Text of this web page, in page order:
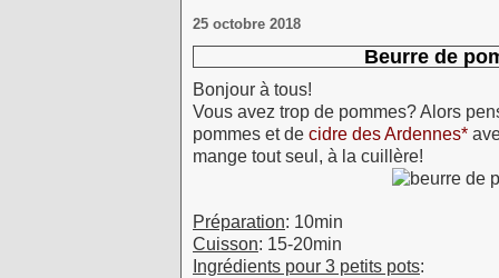
25 octobre 2018
Beurre de
Bonjour à tous!
Vous avez trop de pommes? Alors
pommes et de cidre des Ardennes*
mange tout seul, à la cuillère!
Préparation: 10min
Cuisson: 15-20min
Ingrédients pour 3 petits pots: